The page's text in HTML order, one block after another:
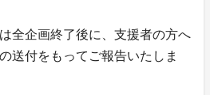
全企画終了後に、支援者の方へ
送付をもってご報告いたしま